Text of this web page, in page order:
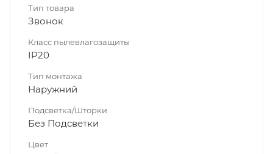
Тип товара
Звонок
Класс пылевлагозащиты
IP20
Тип монтажа
Наружний
Подсветка/Шторки
Без Подсветки
Цвет